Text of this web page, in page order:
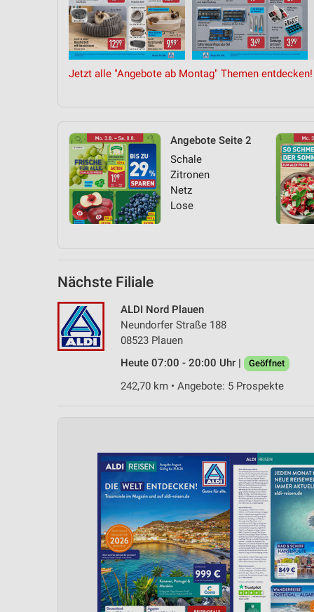
Jetzt alle "Angebote ab Montag" Themen entdecken!
Angebote Seite 2
Schale
Zitronen
Netz
Lose
Nächste Filiale
ALDI Nord Plauen
Neundorfer Straße 188
08523 Plauen
Heute 07:00 - 20:00 Uhr |
Geöffnet
242,70 km • Angebote: 5 Prospekte
Analyse von Zielgruppen durch Statistiken oder Kombinationen
Entwicklung und Verbesserung der Angebote
Verwendung genauer Standortdaten
Geräte anhand von aktiv angeforderten Informationen
Nicht-IAB-Verarbeitungszwecke: